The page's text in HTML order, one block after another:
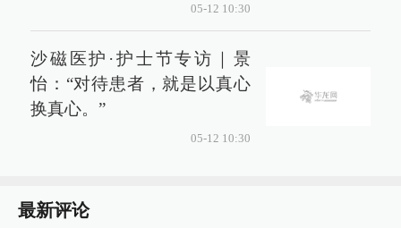
05-12 10:30
沙磁医护·护士节专访｜景
怡：“对待患者，就是以真心
换真心。”
05-12 10:30
最新评论